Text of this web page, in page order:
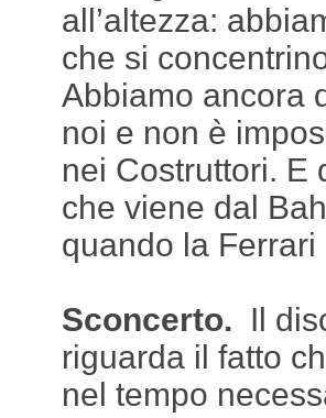
all’altezza:
che si
Abbiamo ancora
noi e non è
nei Costruttori. E
che viene dal
quando la
Sconcerto. Il
riguarda il fatto
nel tempo